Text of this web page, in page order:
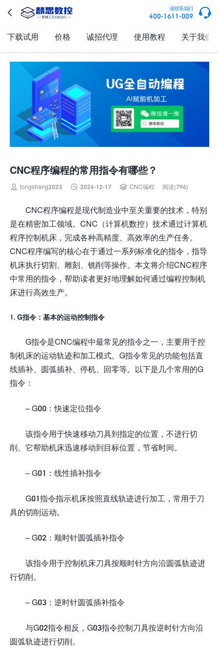
 请联系我们
400-1611-009 
下载试用 价格 诚招代理 使用教程 关于我们
CNC程序编程的常用指令有哪些？
 tongshang2023  2024-12-17  CNC编程 阅读(796)
CNC程序编程是现代制造业中至关重要的技术，特别
是在精密加工领域。CNC（计算机数控）技术通过计算机
程序控制机床，完成各种高精度、高效率的生产任务。
CNC程序编写的核心在于通过一系列标准化的指令，指导
机床执行切割、雕刻、铣削等操作。本文将介绍CNC程序
中常用的指令，帮助读者更好地理解如何通过编程控制机
床进行高效生产。
1. G指令：基本的运动控制指令
G指令是CNC编程中最常见的指令之一，主要用于控
制机床的运动轨迹和加工模式。G指令常见的功能包括直
线插补、圆弧插补、停机、回零等。以下是几个常用的G
指令：
– G00：快速定位指令
该指令用于快速移动刀具到指定的位置，不进行切
削。它帮助机床迅速移动到目标位置，节省时间。
– G01：线性插补指令
G01指令指示机床按照直线轨迹进行加工，常用于刀
具的切削运动。
– G02：顺时针圆弧插补指令
该指令用于控制机床刀具按顺时针方向沿圆弧轨迹进
行切削。
– G03：逆时针圆弧插补指令
与G02指令相反，G03指令控制刀具按逆时针方向沿
圆弧轨迹进行切削。